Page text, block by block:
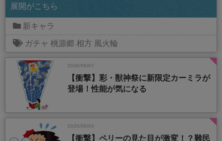
展開がこちら
新キャラ
ガチャ 桃源郷 相方 風火輪
2026/08/07
【衝撃】彩・獣神祭に新限定カーミラが
登場！性能が気になる
2026/08/04
【衝撃】ペリーの見た目が激変！？難民